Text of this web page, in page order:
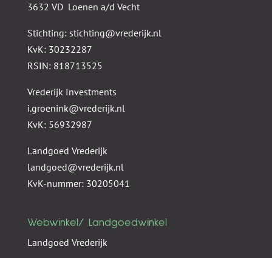
3632 VD Loenen a/d Vecht
Stichting: stichting@vrederijk.nl
KvK: 30232287
RSIN: 818713525
Vrederijk Investments
i.groenink@vrederijk.nl
KvK: 56932987
Landgoed Vrederijk
landgoed@vrederijk.nl
KvK-nummer: 30205041
Webwinkel/ Landgoedwinkel
Landgoed Vrederijk